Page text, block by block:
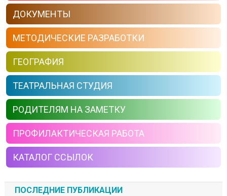
ДОКУМЕНТЫ
МЕТОДИЧЕСКИЕ РАЗРАБОТКИ
ГЕОГРАФИЯ
ТЕАТРАЛЬНАЯ СТУДИЯ
РОДИТЕЛЯМ НА ЗАМЕТКУ
ПРОФИЛАКТИЧЕСКАЯ РАБОТА
КАТАЛОГ ССЫЛОК
ПОСЛЕДНИЕ ПУБЛИКАЦИИ